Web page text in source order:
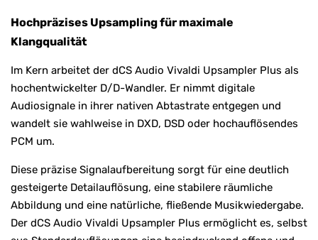
Hochpräzises Upsampling für maximale
Klangqualität
Im Kern arbeitet der dCS Audio Vivaldi Upsampler Plus als
hochentwickelter D/D-Wandler. Er nimmt digitale
Audiosignale in ihrer nativen Abtastrate entgegen und
wandelt sie wahlweise in DXD, DSD oder hochauflösendes
PCM um.
Diese präzise Signalaufbereitung sorgt für eine deutlich
gesteigerte Detailauflösung, eine stabilere räumliche
Abbildung und eine natürliche, fließende Musikwiedergabe.
Der dCS Audio Vivaldi Upsampler Plus ermöglicht es, selbst